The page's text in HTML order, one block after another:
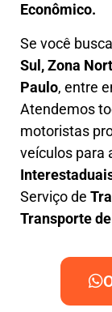
Econômico.
Se você
Sul, Zona
Paulo, entre
Atendemos
motoristas
veículos para
Serviço de
Transporte